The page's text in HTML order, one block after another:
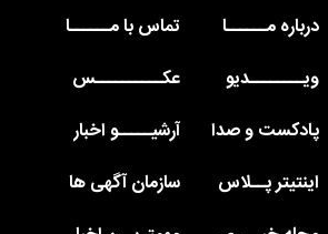
درباره مــــــا
تماس با مــــــا
ویــــــــدیو
عکــــــــــس
پادکست و صدا
آرشیـــــو اخبار
اینتیتر پــلاس
سازمان آگهی ها